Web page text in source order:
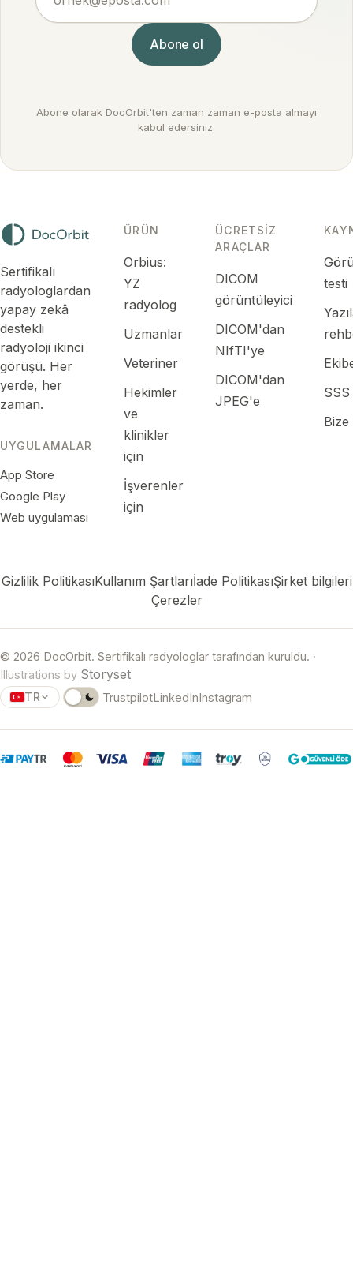
Abone ol
Abone olarak DocOrbit'ten zaman zaman e-posta almayı
kabul edersiniz.
Sertifikalı
radyologlardan
yapay zekâ
destekli
radyoloji ikinci
görüşü. Her
yerde, her
zaman.
UYGULAMALAR
App Store
Google Play
Web uygulaması
ÜRÜN
Orbius:
YZ
radyolog
Uzmanlar
Veteriner
Hekimler
ve
klinikler
için
İşverenler
için
ÜCRETSIZ
ARAÇLAR
DICOM
görüntüleyici
DICOM'dan
NIfTI'ye
DICOM'dan
JPEG'e
testi
SSS
Bize
Gizlilik PolitikasıKullanım Şartlarıİade PolitikasıŞirket bilgileri
Çerezler
© 2026 DocOrbit. Sertifikalı radyologlar tarafından kuruldu. ·
Illustrations by Storyset
TR TrustpilotLinkedInInstagram